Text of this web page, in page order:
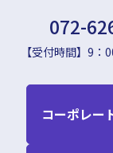
072-
【受付時間】9：
コーポレー